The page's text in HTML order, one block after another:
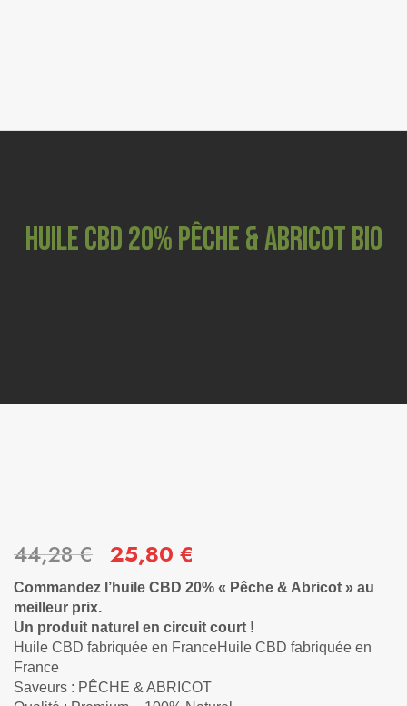
GRINDERS
HUILE CBD 20% Pêche & abricot BIO
44,28€ 25,80 €
Commandez l’huile CBD 20% « Pêche & Abricot » au
meilleur prix.
Un produit naturel en circuit court !
Huile CBD fabriquée en FranceHuile CBD fabriquée en
France
Saveurs : PÊCHE & ABRICOT